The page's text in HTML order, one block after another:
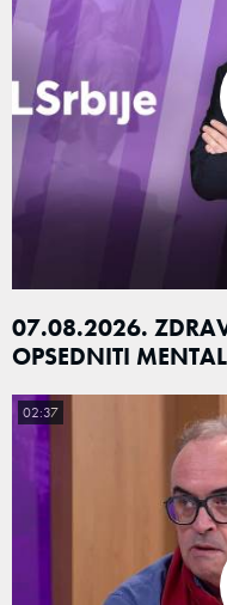
07.08.2026.
OPSEDNITI
02:37